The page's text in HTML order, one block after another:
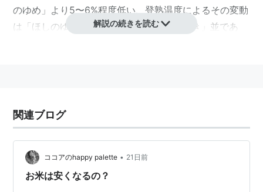
のゆめ」より5〜6%程度低い、登熟温度によるその変動
は「ほしのゆめ」よりは大きく「おぼろづき」並であ
好である。極良食味米である。
実需者による食味評価は「おぼろづき」並で、「コシヒ
カリ」と比較しても遜色のない評価を得ている。
青米の発生は「おぼろづき」「ほしのゆめ」並。茶氷・
腹白・心白等の発生は「おぼろづき」「ほしのゆめ」と
解説の続きを読む
関連ブログ
ココアのhappy palette • 21日前
お米は安くなるの？